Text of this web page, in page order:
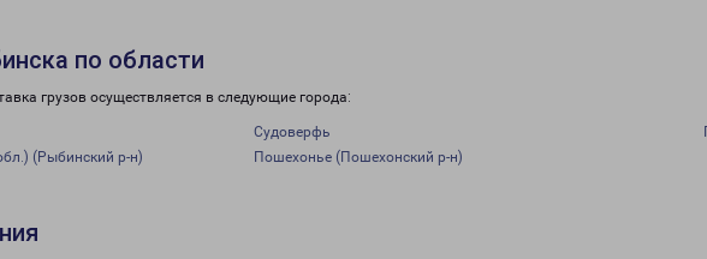
по области
грузов осуществляется в следующие города:
Судоверфь
(Рыбинский р-н)
Пошехонье (Пошехонский р-н)